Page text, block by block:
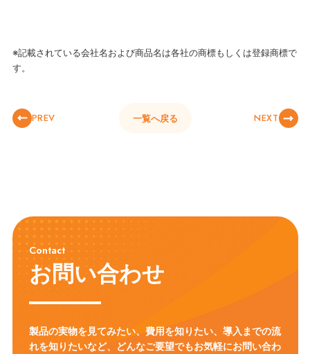
※記載されている会社名および商品名は各社の商標もしくは登録商標で
す。
PREV 一覧へ戻る NEXT
Contact
お問い合わせ
製品の実物を見てみたい、費用を知りたい、導入までの流
れを知りたいなど、
どんなご要望でもお気軽にお問い合わ